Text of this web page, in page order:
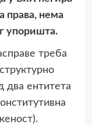
права, нема
упоришта.
треба
два ентитета